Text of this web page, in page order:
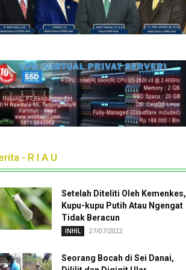
- R I A U
Setelah Diteliti Oleh Kemenkes,
Kupu-kupu Putih Atau Ngengat
Tidak Beracun
INHIL 27/07/2022
Seorang Bocah di Sei Danai,